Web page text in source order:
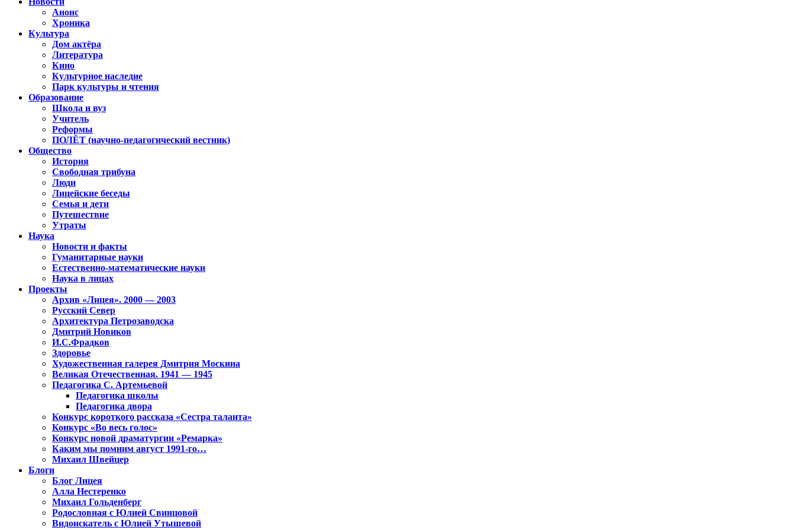
Анонс
Хроника
Культура
Дом актёра
Литература
Кино
Культурное наследие
Парк культуры и чтения
Образование
Школа и вуз
Учитель
Реформы
ПОЛЁТ (научно-педагогический вестник)
Общество
История
Свободная трибуна
Люди
Лицейские беседы
Семья и дети
Путешествие
Утраты
Наука
Новости и факты
Гуманитарные науки
Естественно-математические науки
Наука в лицах
Проекты
Архив «Лицея». 2000 — 2003
Русский Север
Архитектура Петрозаводска
Дмитрий Новиков
И.С.Фрадков
Здоровье
Художественная галерея Дмитрия Москина
Великая Отечественная. 1941 — 1945
Педагогика С. Артемьевой
Педагогика школы
Педагогика двора
Конкурс короткого рассказа «Сестра таланта»
Конкурс «Во весь голос»
Конкурс новой драматургии «Ремарка»
Каким мы помним август 1991-го…
Михаил Швейцер
Блоги
Блог Лицея
Алла Нестеренко
Михаил Гольденберг
Родословная с Юлией Свинцовой
Видоискатель с Юлией Утышевой